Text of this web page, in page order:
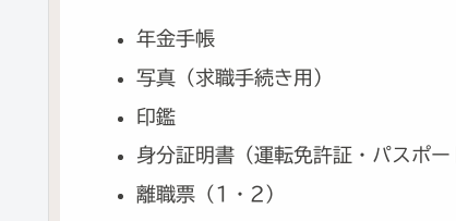
年金手帳
写真（求職手続き用）
印鑑
身分証明書（運転免許証・パスポー
離職票（1・2）